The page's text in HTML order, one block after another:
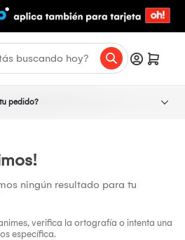
pedido?
ningún resultado para tu
verifica la ortografía o intenta una
específica.